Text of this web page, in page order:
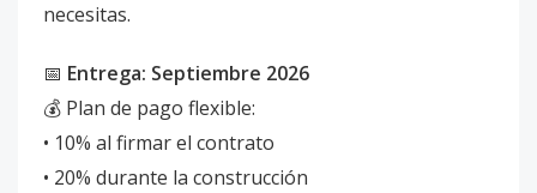
necesitas.
📅 Entrega: Septiembre 2026
💰 Plan de pago flexible:
• 10% al firmar el contrato
• 20% durante la construcción